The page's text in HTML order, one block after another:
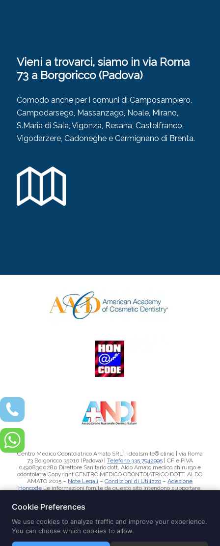
Vieni a trovarci, siamo in via Roma
73 a Borgoricco (Padova)
Comodo anche per i comuni di Camposampiero,
Campodarsego, Massanzago, Noale, Mirano,
S.Maria di Sala, Vigonza, Resana, Castelfranco,
Vigodarzere, Cadoneghe e Carmignano di Brenta.
Centro Medico Odontoiatrico Amato SRL | idealsmile® clinic | via Roma
73 Borgoricco 35010 (Padova) | Telefono 335 7942995| CF e PIVA
04908300280 Direttore Sanitario dott. Aldo Amato medico chirurgo e
odontoiatra Copyright CENTRO MEDICO ODONTOIATRICO DOTT. ALDO
AMATO 2015 – Note Legali –Condizioni di Utilizzo –Adesione
HoncodeLe informazioni fornite da questo sito intendono supportare,
comunicazione all’Ordine dei Medici di Padova Il dott. Aldo Amato è medico chirurgo
e all’albo degli Odontoiatri n°21. dello stesso ordine Il dott. Aldo Amato riveste il ruolo di
strumento diagnostico per un efficace trattamento terapeutico Lo Studio dentistico del